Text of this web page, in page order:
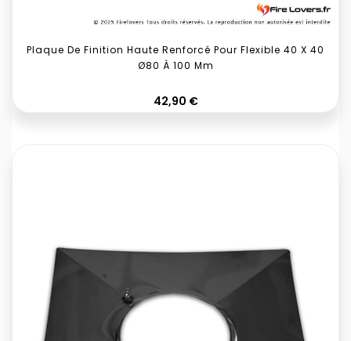
Plaque De Finition Haute Renforcé Pour Flexible 40 X 40
Ø80 À 100 Mm
42,90 €Prix